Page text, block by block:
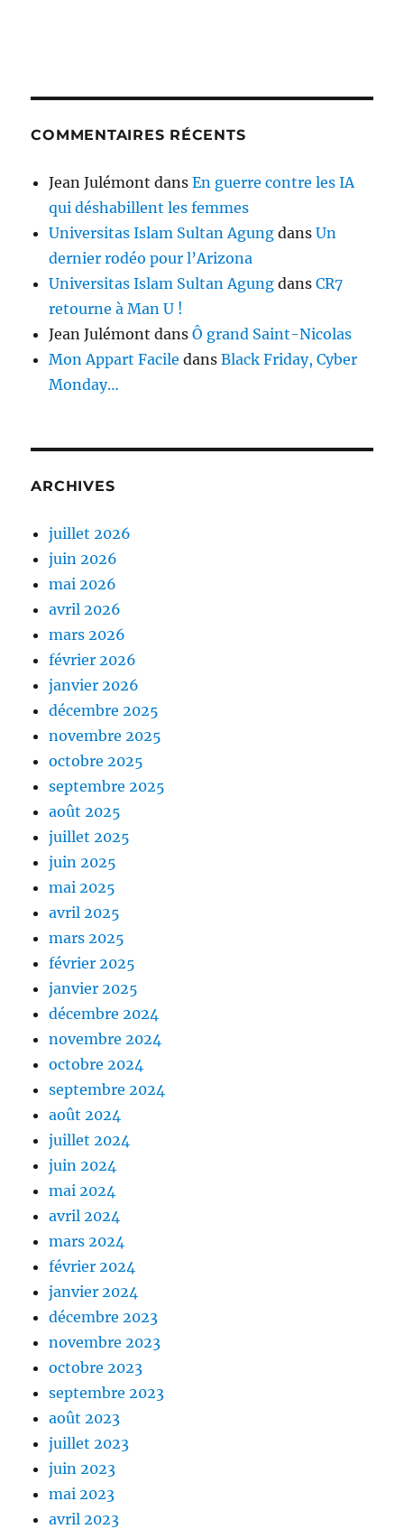
COMMENTAIRES RÉCENTS
Jean Julémont dansEn guerre contre les IA
qui déshabillent les femmes
Universitas Islam Sultan Agung dansUn
dernier rodéo pour l’Arizona
Universitas Islam Sultan Agung dansCR7
retourne à Man U !
Jean Julémont dansÔ grand Saint-Nicolas
Mon Appart Facile dansBlack Friday, Cyber
Monday…
ARCHIVES
juillet 2026
juin 2026
mai 2026
avril 2026
mars 2026
février 2026
janvier 2026
décembre 2025
novembre 2025
octobre 2025
septembre 2025
août 2025
juillet 2025
juin 2025
mai 2025
avril 2025
mars 2025
février 2025
janvier 2025
décembre 2024
novembre 2024
octobre 2024
septembre 2024
août 2024
juillet 2024
juin 2024
mai 2024
avril 2024
mars 2024
février 2024
janvier 2024
décembre 2023
novembre 2023
octobre 2023
septembre 2023
août 2023
juillet 2023
juin 2023
mai 2023
avril 2023